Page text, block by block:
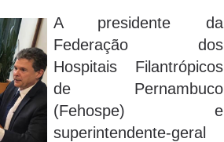
A presidente da
Federação dos
Hospitais Filantrópicos
de Pernambuco
(Fehospe) e
superintendente-geral